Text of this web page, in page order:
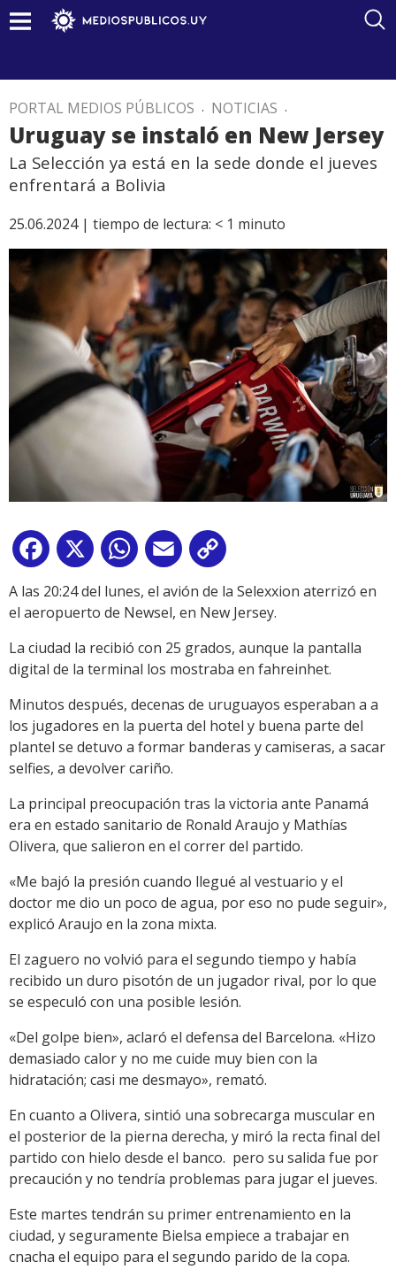
PORTAL MEDIOS PÚBLICOS . NOTICIAS .
Uruguay se instaló en New Jersey
La Selección ya está en la sede donde el jueves
enfrentará a Bolivia
25.06.2024 | tiempo de lectura: < 1 minuto
Facebook
X WhatsApp
Email
Link
A las 20:24 del lunes, el avión de la Selexxion aterrizó en
el aeropuerto de Newsel, en New Jersey.
La ciudad la recibió con 25 grados, aunque la pantalla
digital de la terminal los mostraba en fahreinhet.
Minutos después, decenas de uruguayos esperaban a a
los jugadores en la puerta del hotel y buena parte del
plantel se detuvo a formar banderas y camiseras, a sacar
selfies, a devolver cariño.
La principal preocupación tras la victoria ante Panamá
era en estado sanitario de Ronald Araujo y Mathías
Olivera, que salieron en el correr del partido.
«Me bajó la presión cuando llegué al vestuario y el
doctor me dio un poco de agua, por eso no pude seguir»,
explicó Araujo en la zona mixta.
El zaguero no volvió para el segundo tiempo y había
recibido un duro pisotón de un jugador rival, por lo que
se especuló con una posible lesión.
«Del golpe bien», aclaró el defensa del Barcelona. «Hizo
demasiado calor y no me cuide muy bien con la
hidratación; casi me desmayo», remató.
En cuanto a Olivera, sintió una sobrecarga muscular en
el posterior de la pierna derecha, y miró la recta final del
partido con hielo desde el banco. pero su salida fue por
precaución y no tendría problemas para jugar el jueves.
Este martes tendrán su primer entrenamiento en la
ciudad, y seguramente Bielsa empiece a trabajar en
cnacha el equipo para el segundo parido de la copa.